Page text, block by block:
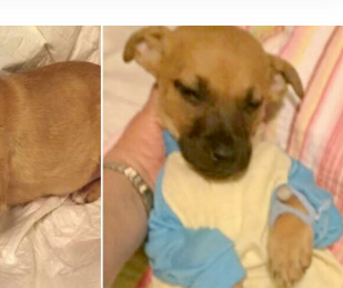
maravillosas fotografías de los perros ...